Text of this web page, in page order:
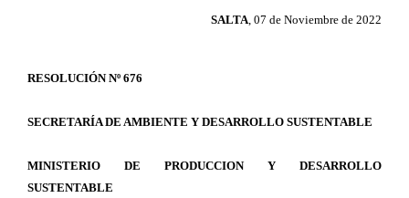
SALTA, 07 de Noviembre de 2022
RESOLUCIÓN Nº 676
SECRETARÍA DE AMBIENTE Y DESARROLLO SUSTENTABLE
MINISTERIO DE PRODUCCION Y DESARROLLO
SUSTENTABLE